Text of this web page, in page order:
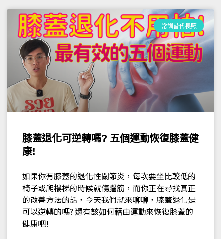
常訓替代長照
膝蓋退化可逆轉嗎? 五個運動恢復膝蓋健
康!
如果你有膝蓋的退化性關節炎，每次要坐比較低的
椅子或爬樓梯的時候就傷腦筋，而你正在尋找真正
的改善方法的話，今天我們就來聊聊，膝蓋退化是
可以逆轉的嗎? 還有該如何藉由運動來恢復膝蓋的
健康吧!